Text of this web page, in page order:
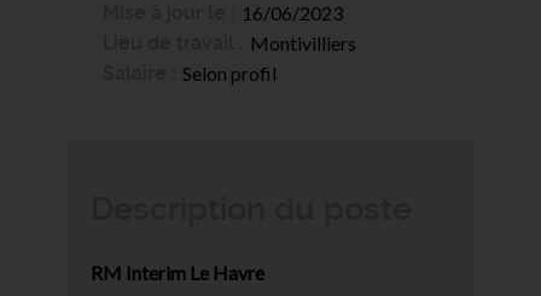
16/06/2023
Montivilliers
Selon profil
RM Interim Le Havre